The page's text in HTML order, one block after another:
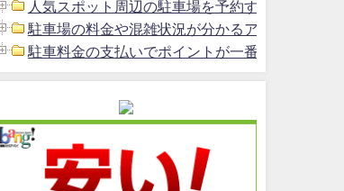
人気スポット周辺の駐車場を予約する方法 (2)
駐車場の料金や混雑状況が分かるアプリ (1)
駐車料金の支払いでポイントが一番貯まるクレ